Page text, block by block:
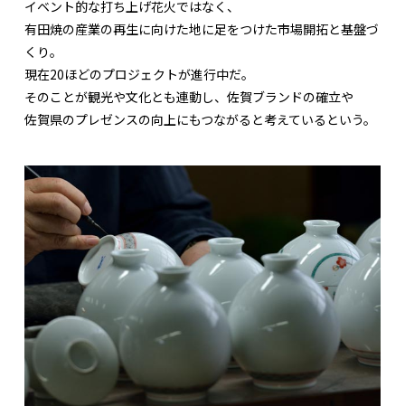
イベント的な打ち上げ花火ではなく、
有田焼の産業の再生に向けた地に足をつけた市場開拓と基盤づ
くり。
現在20ほどのプロジェクトが進行中だ。
そのことが観光や文化とも連動し、佐賀ブランドの確立や
佐賀県のプレゼンスの向上にもつながると考えているという。